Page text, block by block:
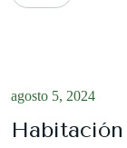
agosto 5, 2024